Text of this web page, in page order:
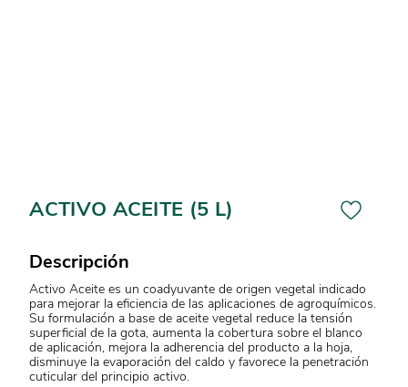
ACTIVO ACEITE (5 L)
Descripción
Activo Aceite es un coadyuvante de origen vegetal indicado
para mejorar la eficiencia de las aplicaciones de agroquímicos.
Su formulación a base de aceite vegetal reduce la tensión
superficial de la gota, aumenta la cobertura sobre el blanco
de aplicación, mejora la adherencia del producto a la hoja,
disminuye la evaporación del caldo y favorece la penetración
cuticular del principio activo.